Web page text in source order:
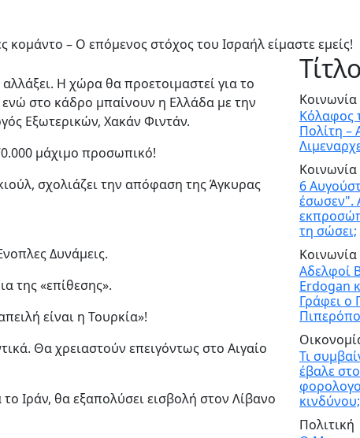
κομάντο – Ο επόμενος στόχος του Ισραήλ είμαστε εμείς!
Η χώρα θα προετοιμαστεί για το
στο κάδρο μπαίνουν η Ελλάδα με την
Εξωτερικών, Χακάν Φιντάν.
μάχιμο προσωπικό!
σχολιάζει την απόφαση της Άγκυρας
Δυνάμεις.
της «επίθεσης».
είναι η Τουρκία»!
Θα χρειαστούν επειγόντως στο Αιγαίο
Ιράν, θα εξαπολύσει εισβολή στον Λίβανο
Κοινωνία
Κόλαφος
Πολίτη –
Κοινωνία
6
έσωσεν".
τη σώσει;
Κοινωνία
Αδελφοί
Erdogan
Γράφει ο
Τι
έβαλε
κινδύνου;
Πολιτική